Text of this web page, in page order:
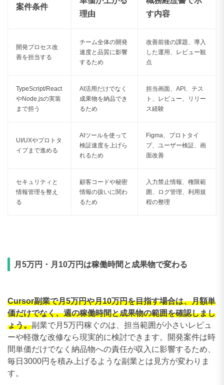
160〜169万円
180〜189万円
200〜209万円
210〜219万円
230〜239万円
250〜259万円
案件条件
理由
す内容
開発プロセス改
善を担当する
チーム全体の開発
速度と品質に影響
するため
改善前後の課題、導入
した運用、レビュー観
点
TypeScript/React
やNode.jsの実装
まで担う
AI活用だけでなく
成果物を納品でき
るため
担当画面、API、テス
ト、レビュー、リリー
ス経験
UI/UXやプロトタ
イプまで進める
AIツールを使って
検証速度を上げら
れるため
Figma、プロトタイ
プ、ユーザー検証、画
面改善
セキュリティと
情報管理を整え
る
顧客コードや秘密
情報の扱いに関わ
るため
入力禁止情報、権限範
囲、ログ管理、利用規
程の整理
月5万円・月10万円は稼働時間と成果物で変わる
Cursor副業で月5万円や月10万円を目指す場合は、月額単
価だけでなく、週の稼働時間と成果物の範囲を確認しまし
ょう。副業で月5万円稼ぐのは、担当範囲が小さいレビュ
ーや軽微な改修なら現実的に検討できます。開発案件は時
間単価だけでなく納品物への責任が収入に影響するため、
毎日3000円を積み上げるような副業とは見方が変わりま
す。